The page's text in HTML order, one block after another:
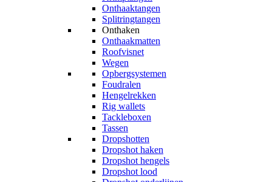
Onthaaktangen
Splitringtangen
Onthaken
Onthaakmatten
Roofvisnet
Wegen
Opbergsystemen
Foudralen
Hengelrekken
Rig wallets
Tackleboxen
Tassen
Dropshotten
Dropshot haken
Dropshot hengels
Dropshot lood